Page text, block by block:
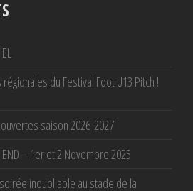
du Festival Foot U13 Pitch !
saison 2026-2027
END – 1er et 2 Novembre 2025
inoubliable au stade de la